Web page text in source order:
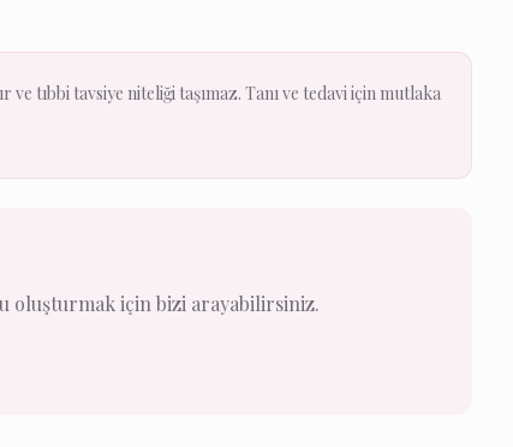
tıbbi tavsiye niteliği taşımaz. Tanı ve tedavi için mutlaka
oluşturmak için bizi arayabilirsiniz.